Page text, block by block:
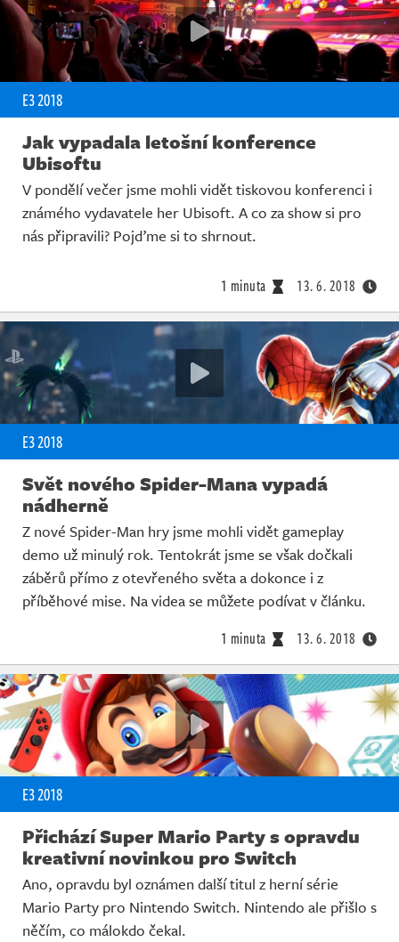
E3 2018
Jak vypadala letošní konference
Ubisoftu
V pondělí večer jsme mohli vidět tiskovou konferenci i
známého vydavatele her Ubisoft. A co za show si pro
nás připravili? Pojďme si to shrnout.
1 minuta 13. 6. 2018
E3 2018
Svět nového Spider-Mana vypadá
nádherně
Z nové Spider-Man hry jsme mohli vidět gameplay
demo už minulý rok. Tentokrát jsme se však dočkali
záběrů přímo z otevřeného světa a dokonce i z
příběhové mise. Na videa se můžete podívat v článku.
1 minuta 13. 6. 2018
E3 2018
Přichází Super Mario Party s opravdu
kreativní novinkou pro Switch
Ano, opravdu byl oznámen další titul z herní série
Mario Party pro Nintendo Switch. Nintendo ale přišlo s
něčím, co málokdo čekal.